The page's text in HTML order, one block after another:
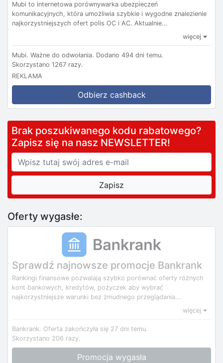
Mubi to internetowa porównywarka ubezpieczeń
komunikacyjnych, która umożliwia szybkie i wygodne znalezienie
najkorzystniejszych ofert polis OC i AC. Aktualnie...
więcej
Mubi. Ważne do odwołania. Dodano 494 dni temu.
Skorzystano 1267 razy.
REKLAMA
Odbierz cashback
Brak poszukiwanego kodu rabatowego?
Zapisz się na nasz NEWSLETTER!
Oferty wygasłe:
Sprawdź najnowsze promocje Bankrank
Rankingi finansowe pozwalają szybko porównać oferty różnych
kont bankowych, kredytów, pożyczek aby wybrać
najkorzystniejsze warunki bez żmudnego przeglądania...
więcej
Bankrank. Oferta zakończyła się 27 dni temu.
Skorzystano 206 razy.
Promocja wygasła